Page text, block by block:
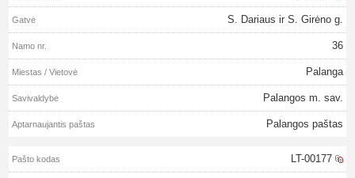
S. Dariaus ir S. Girėno g.
36
Palanga
Palangos m. sav.
Palangos paštas
LT-00177